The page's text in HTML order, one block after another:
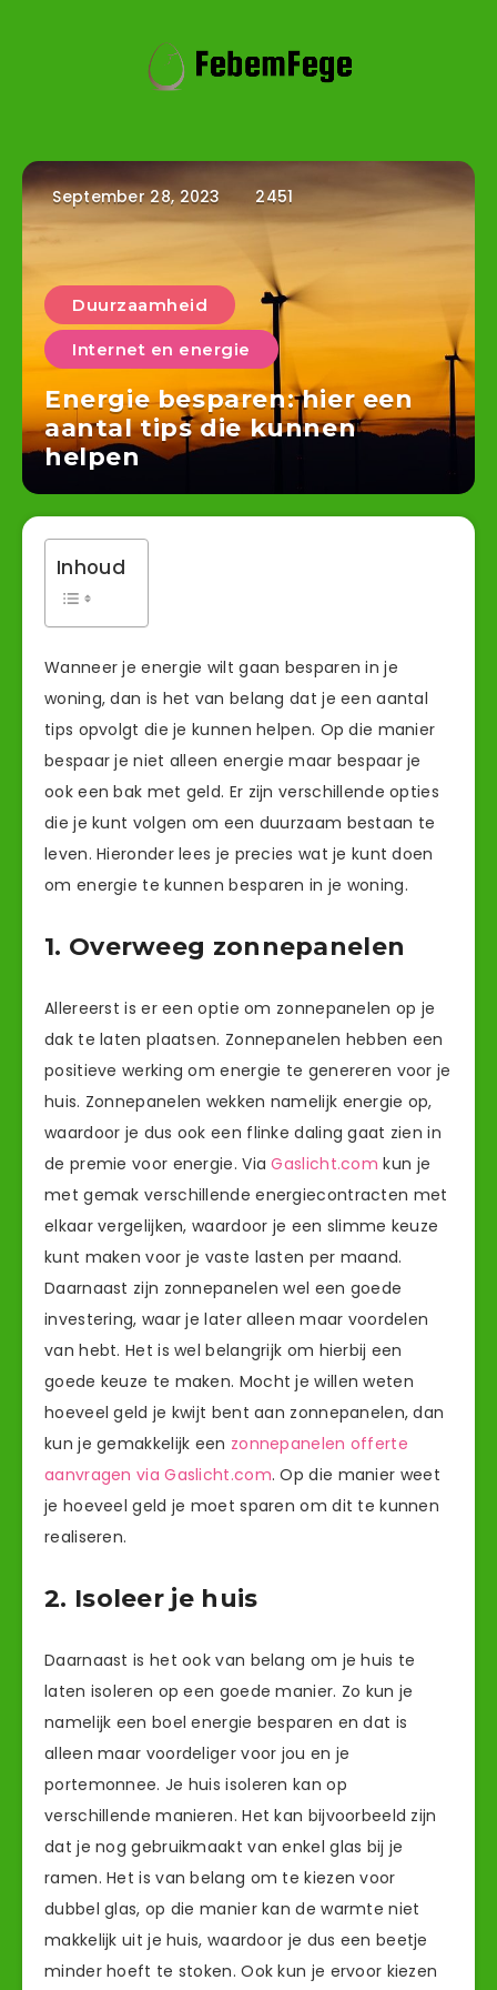
September 28, 2023 2451
Duurzaamheid
Internet en energie
Energie besparen: hier een
aantal tips die kunnen
helpen
Inhoud
Wanneer je energie wilt gaan besparen in je
woning, dan is het van belang dat je een aantal
tips opvolgt die je kunnen helpen. Op die manier
bespaar je niet alleen energie maar bespaar je
ook een bak met geld. Er zijn verschillende opties
die je kunt volgen om een duurzaam bestaan te
leven. Hieronder lees je precies wat je kunt doen
om energie te kunnen besparen in je woning.
1. Overweeg zonnepanelen
Allereerst is er een optie om zonnepanelen op je
dak te laten plaatsen. Zonnepanelen hebben een
positieve werking om energie te genereren voor je
huis. Zonnepanelen wekken namelijk energie op,
waardoor je dus ook een flinke daling gaat zien in
de premie voor energie. ViaGaslicht.com kun je
met gemak verschillende energiecontracten met
elkaar vergelijken, waardoor je een slimme keuze
kunt maken voor je vaste lasten per maand.
Daarnaast zijn zonnepanelen wel een goede
investering, waar je later alleen maar voordelen
van hebt. Het is wel belangrijk om hierbij een
goede keuze te maken. Mocht je willen weten
hoeveel geld je kwijt bent aan zonnepanelen, dan
kun je gemakkelijk een zonnepanelen offerte
aanvragen via Gaslicht.com. Op die manier weet
je hoeveel geld je moet sparen om dit te kunnen
realiseren.
2. Isoleer je huis
Daarnaast is het ook van belang om je huis te
laten isoleren op een goede manier. Zo kun je
namelijk een boel energie besparen en dat is
alleen maar voordeliger voor jou en je
portemonnee. Je huis isoleren kan op
verschillende manieren. Het kan bijvoorbeeld zijn
dat je nog gebruikmaakt van enkel glas bij je
ramen. Het is van belang om te kiezen voor
dubbel glas, op die manier kan de warmte niet
makkelijk uit je huis, waardoor je dus een beetje
minder hoeft te stoken. Ook kun je ervoor kiezen